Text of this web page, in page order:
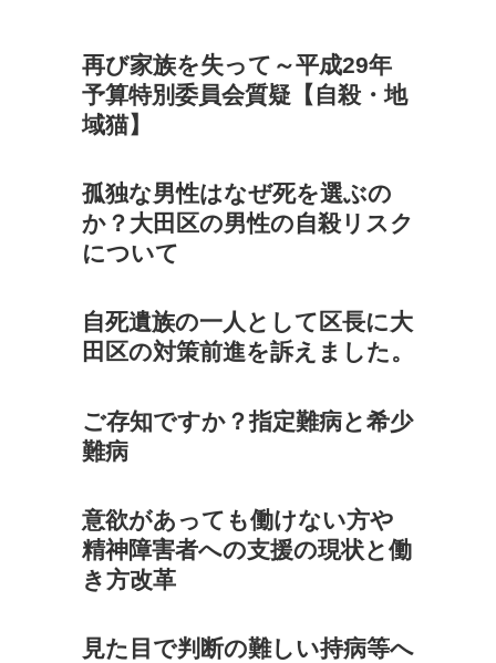
再び家族を失って～平成29年
予算特別委員会質疑【自殺・地
域猫】
孤独な男性はなぜ死を選ぶの
か？大田区の男性の自殺リスク
について
自死遺族の一人として区長に大
田区の対策前進を訴えました。
ご存知ですか？指定難病と希少
難病
意欲があっても働けない方や
精神障害者への支援の現状と働
き方改革
見た目で判断の難しい持病等へ